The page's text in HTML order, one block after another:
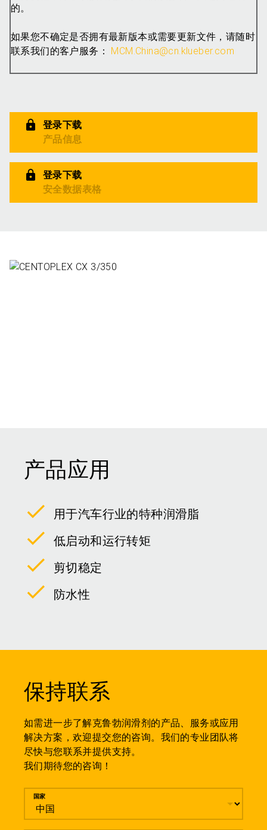
的。
如果您不确定是否拥有最新版本或需要更新文件，请随时
联系我们的客户服务： MCM.China@cn.klueber.com
登录下载
产品信息
登录下载
安全数据表格
产品应用
用于汽车行业的特种润滑脂
低启动和运行转矩
剪切稳定
防水性
保持联系
如需进一步了解克鲁勃润滑剂的产品、服务或应用
解决方案，欢迎提交您的咨询。我们的专业团队将
尽快与您联系并提供支持。
我们期待您的咨询！
留言
国家